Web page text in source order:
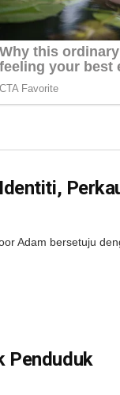
Adam bersetuju
Penduduk